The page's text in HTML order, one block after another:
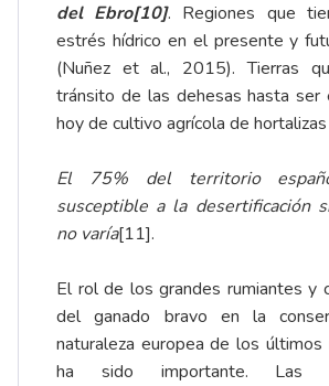
del Ebro[10]. Regiones que
estrés hídrico en el presente y
(Nuñez et al., 2015). Tierras
tránsito de las dehesas hasta ser
hoy de cultivo agrícola de
El 75% del territorio
susceptible a la desertificación
no varía[11].
El rol de los grandes rumiantes y
del ganado bravo en la
naturaleza europea de los
ha sido importante. Las